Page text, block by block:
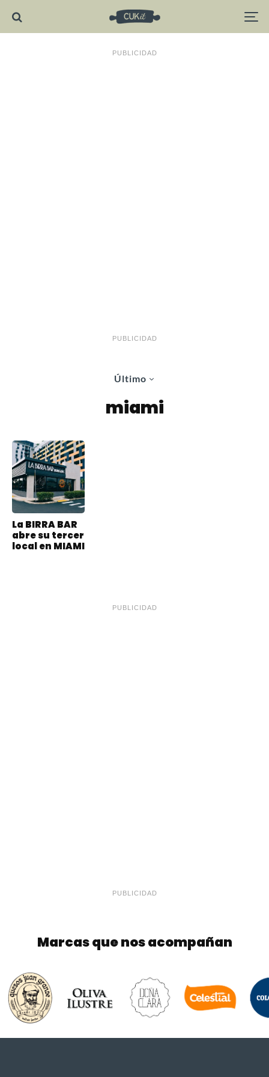
PUBLICIDAD
PUBLICIDAD
Último
miami
La BIRRA BAR
abre su tercer
local en MIAMI
PUBLICIDAD
PUBLICIDAD
Marcas que nos acompañan